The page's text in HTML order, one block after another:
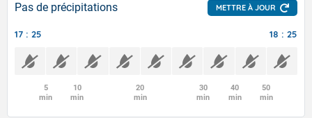
Pas de précipitations METTRE À JOUR
17 : 25 18 : 25
5
min
10
min
20
min
30
min
40
min
50
min